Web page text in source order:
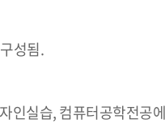
성됨.
실습, 컴퓨터공학전공